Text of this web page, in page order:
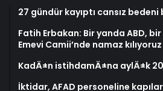
27 gündür kayıptı cansız bedeni
Fatih Erbakan: Bir yanda ABD,
Emevi Camii’nde namaz kılıyoruz
KadÄ±n istihdamÄ±na aylÄ±k
İktidar, AFAD personeline